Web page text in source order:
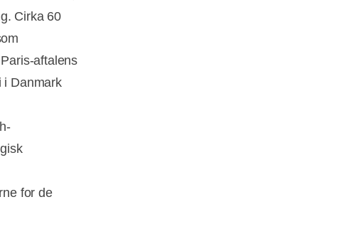
Cirka 60
aftalens
i Danmark
for de